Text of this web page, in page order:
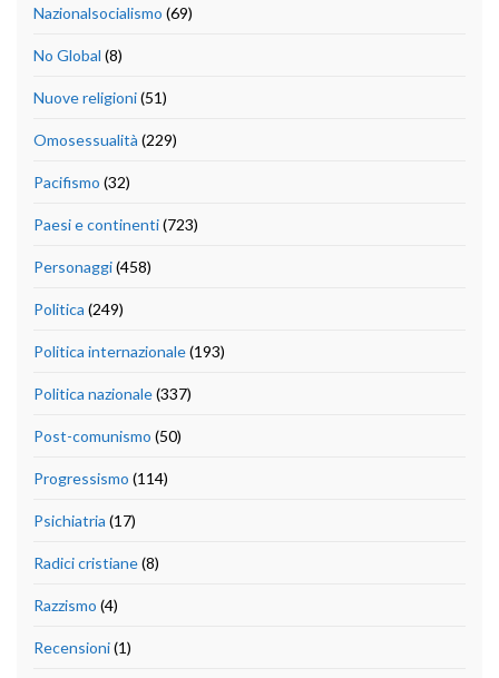
Nazionalsocialismo (69)
No Global (8)
Nuove religioni(51)
Omosessualità (229)
Pacifismo (32)
Paesi e continenti(723)
Personaggi(458)
Politica (249)
Politica internazionale(193)
Politica nazionale(337)
Post-comunismo (50)
Progressismo (114)
Psichiatria (17)
Radici cristiane(8)
Razzismo (4)
Recensioni(1)